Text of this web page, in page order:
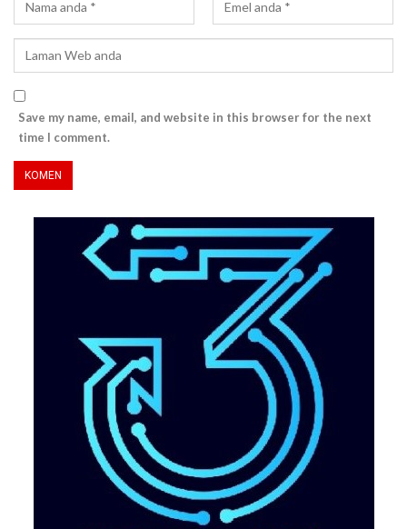
Save my name, email, and website in this browser for the next
time I comment.